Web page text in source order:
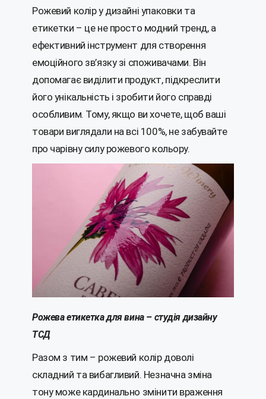
Рожевий колір у дизайні упаковки та
етикетки – це не просто модний тренд, а
ефективний інструмент для створення
емоційного зв’язку зі споживачами. Він
допомагає виділити продукт, підкреслити
його унікальність і зробити його справді
особливим. Тому, якщо ви хочете, щоб ваші
товари виглядали на всі 100%, не забувайте
про чарівну силу рожевого кольору.
Рожева етикетка для вина – студія дизайну
ТСД
Разом з тим – рожевий колір доволі
складний та вибагливий. Незначна зміна
тону може кардинально змінити враження